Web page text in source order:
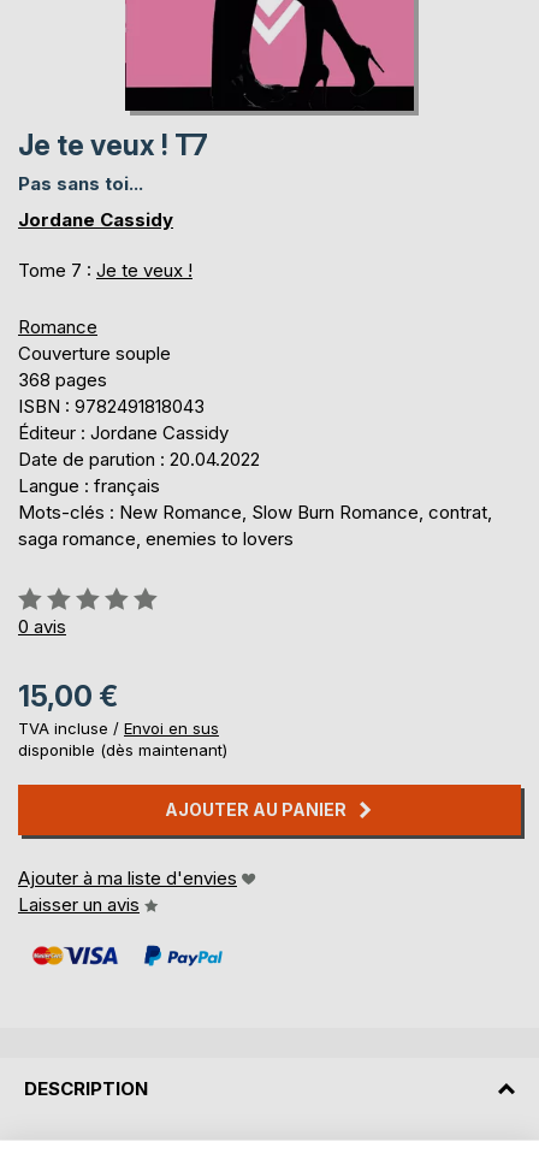
Je te veux ! T7
Pas sans toi...
Jordane Cassidy
Tome 7 : Je te veux !
Romance
Couverture souple
368 pages
ISBN : 9782491818043
Éditeur : Jordane Cassidy
Date de parution : 20.04.2022
Langue : français
Mots-clés : New Romance, Slow Burn Romance, contrat,
saga romance, enemies to lovers
Évaluation:
0%
0 avis
15,00 €
TVA incluse / Envoi en sus
disponible (dès maintenant)
AJOUTER AU PANIER
Ajouter à ma liste d'envies
Laisser un avis
DESCRIPTION